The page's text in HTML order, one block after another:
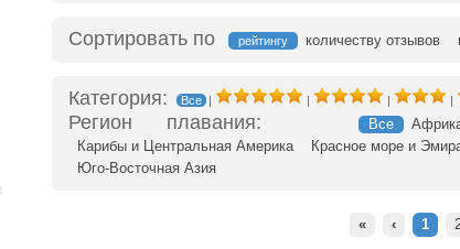
Сортировать по рейтингу количеству отзывов
Категория: Все | | | |
Регион плавания: Все
Карибы и Центральная Америка
Красное море и
Юго-Восточная Азия
« ‹ 1